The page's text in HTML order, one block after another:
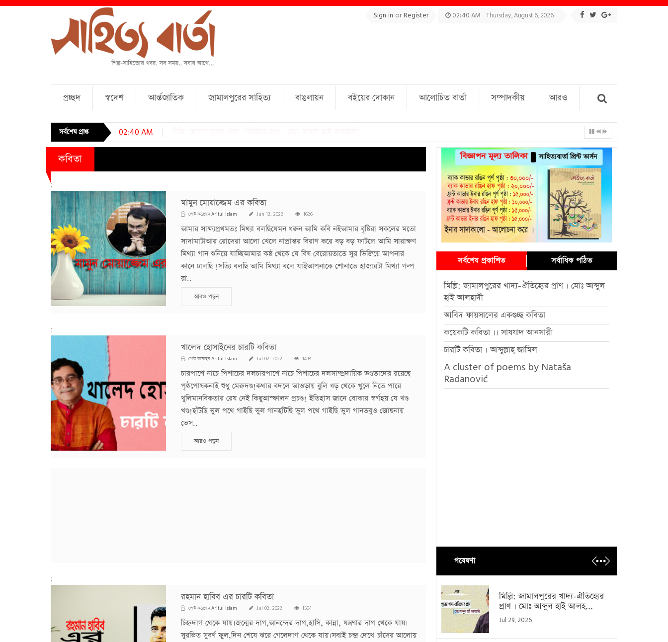
Sign in orRegister 02:40 AM Thursday, August 6, 2026
প্রচ্ছদ স্বদেশ আর্ন্তজাতিক জামালপুরের সাহিত্য বাঙলায়ন বইয়ের দোকান আলোচিত বার্তা সম্পাদকীয় আরও
সর্বশেষ প্রাপ্ত 02:40 AM
কবিতা
;
মামুন মোয়াজ্জেম এর কবিতা
পোস্ট করেছেনAriful Islam Jun 12, 2022 1626
আমার সাক্ষ্যপ্রথমতঃ মিথ্যা বলছিযেমন ধরুন আমি কবি নইআমার বৃষ্টিরা সকলের মতো
সাদামাটাআর রোদেরা আলো খেলে নাপ্রান্তর বিরাণ করে বড় বড় ফাটলে।আমি সারাক্ষণ
মিথ্যা গান শুনিয়ে যাচ্ছিআমার কন্ঠ থেকে যে বিষ বেরোয়তাতে সুর ভিজিয়ে আপনার
কানে ঢালছি !সত্যি বলছি আমি মিথ্যা বলে যাইআপনাকে শোনাতে হাজারটা মিথ্যা গল্প
রা..
আরও পড়ুন
;
খালেদ হোসাইনের চারটি কবিতা
পোস্ট করেছেনAriful Islam Jul 02, 2022 1498
চারপাশে নাচে পিশাচের দলচারপাশে নাচে পিশাচের দলসাম্প্রদায়িক ভণ্ডতাদের রয়েছে
পৃষ্ঠপোষকনাই শুধু মেরুদণ্ড!কথার বদলে আওড়ায় বুলি ধড় থেকে খুলে নিতে পারে
খুলিমানবিকতার রেষ নেই কিছুআস্ফালন প্রচণ্ড! ইতিহাস জানে বোকার স্বর্গহয় যে খণ্ড
খণ্ড!হাঁটছি ভুল পথে গাইছি ভুল গানহাঁটছি ভুল পথে গাইছি ভুল গানতবুও জোছনায়
ভেস..
আরও পড়ুন
;
রহমান হাবিব এর চারটি কবিতা
পোস্ট করেছেনAriful Islam Jul 02, 2022 1504
চিহ্নদাগ থেকে যায়।জন্মের দাগ,আনন্দের দাগ,হাসি, কান্না, যন্ত্রণার দাগ থেকে যায়।
সুরভিত সুবর্ণ ফুল,দিন শেষে ঝরে গেলেদাগ থেকে যায়।সবাই চন্দ্র দেখে।চাঁদের আলোয়
সর্বশেষ প্রকাশিত সর্বাধিক পঠিত
মিল্লি: জামালপুরের খাদ্য-ঐতিহ্যের প্রাণ । মোঃ আব্দুল
হাই আলহাদী
আবিদ ফায়সালের একগুচ্ছ কবিতা
কয়েকটি কবিতা ।। সাযযাদ আনসারী
চারটি কবিতা । আব্দুল্লাহ্ জামিল
A cluster of poems by Nataša
Radanović
গবেষণা
মিল্লি: জামালপুরের খাদ্য-ঐতিহ্যের
প্রাণ । মোঃ আব্দুল হাই আলহ...
Jul 29, 2026